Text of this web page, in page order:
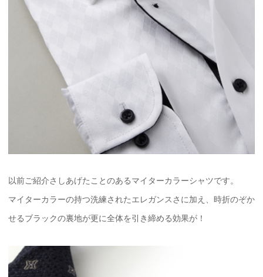
以前ご紹介さしあげたことのあるマイターカラーシャツです。
マイターカラーの持つ洗練されたエレガンスさに加え、時折のぞか
せるブラックの裏地が更に全体を引き締める効果が！